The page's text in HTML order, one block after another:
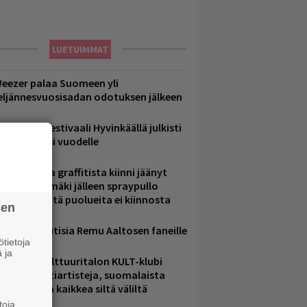
LUETUIMMAT
palaa Suomeen yli
odotuksen jälkeen
Äärimetallifestivaali Hyvinkäällä julkisti
ensi vuodelle
Laittomasta graffitista kiinni jäänyt
Arhinmäki jälleen spraypullo
– näitä puolueita ei kiinnosta
Mainioita uutisia Remu Aaltosen faneille
Helsingin Kulttuuritalon KULT-klubi
kulttiartisteja, suomalaista
ja kaikkea siltä väliltä
ja